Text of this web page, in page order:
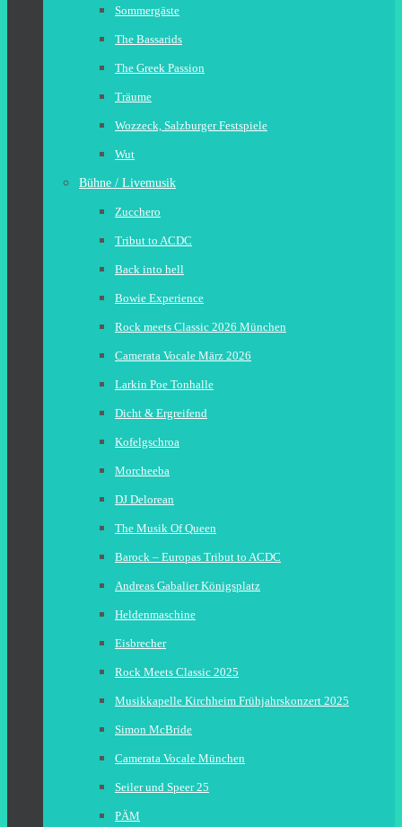
Sommergäste
The Bassarids
The Greek Passion
Träume
Wozzeck, Salzburger Festspiele
Wut
Bühne / Livemusik
Zucchero
Tribut to ACDC
Back into hell
Bowie Experience
Rock meets Classic 2026 München
Camerata Vocale März 2026
Larkin Poe Tonhalle
Dicht & Ergreifend
Kofelgschroa
Morcheeba
DJ Delorean
The Musik Of Queen
Barock – Europas Tribut to ACDC
Andreas Gabalier Königsplatz
Heldenmaschine
Eisbrecher
Rock Meets Classic 2025
Musikkapelle Kirchheim Frühjahrskonzert 2025
Simon McBride
Camerata Vocale München
Seiler und Speer 25
PÄM